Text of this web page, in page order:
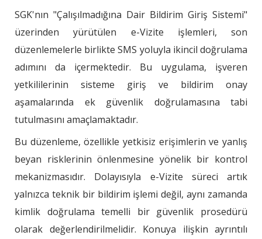
SGK'nın "Çalışılmadığına Dair Bildirim Giriş Sistemi"
üzerinden yürütülen e-Vizite işlemleri, son
düzenlemelerle birlikte SMS yoluyla ikincil doğrulama
adımını da içermektedir. Bu uygulama, işveren
yetkililerinin sisteme giriş ve bildirim onay
aşamalarında ek güvenlik doğrulamasına tabi
tutulmasını amaçlamaktadır.
Bu düzenleme, özellikle yetkisiz erişimlerin ve yanlış
beyan risklerinin önlenmesine yönelik bir kontrol
mekanizmasıdır. Dolayısıyla e-Vizite süreci artık
yalnızca teknik bir bildirim işlemi değil, aynı zamanda
kimlik doğrulama temelli bir güvenlik prosedürü
olarak değerlendirilmelidir. Konuya ilişkin ayrıntılı